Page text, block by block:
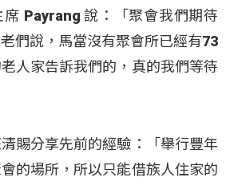
席 Payrang 說：「聚會我們期待
們說，馬當沒有聚會所已經有73
人家告訴我們的，真的我們等待
賜分享先前的經驗：「舉行豐年
的場所，所以只能借族人住家的